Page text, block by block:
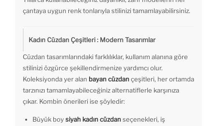
çantaya uygun renk tonlarıyla stilinizi tamamlayabilirsiniz.
Kadın Cüzdan Çeşitleri : Modern Tasarımlar
Cüzdan tasarımlarındaki farklılıklar, kullanım alanına göre
stilinizi özgürce şekillendirmenize yardımcı olur.
Koleksiyonda yer alan bayan cüzdançeşitleri, her ortamda
tarzınızı tamamlayabileceğiniz alternatiflerle karşınıza
çıkar. Kombin önerileri ise şöyledir:
Büyük boysiyah kadın cüzdanseçenekleri, iş